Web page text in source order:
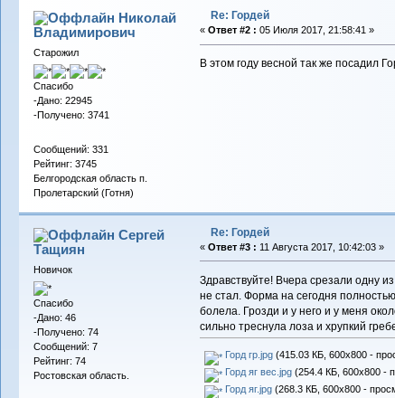
Николай
Владимирович
Старожил
Спасибо
-Дано: 22945
-Получено: 3741
Сообщений: 331
Рейтинг: 3745
Белгородская область п.
Пролетарский (Готня)
Re: Гордей
« Ответ #2 : 05 Июля 2017, 21:58:41 »
В этом году весной так же посадил
Сергей
Тащиян
Новичок
Спасибо
-Дано: 46
-Получено: 74
Сообщений: 7
Рейтинг: 74
Ростовская область.
Re: Гордей
« Ответ #3 : 11 Августа 2017, 10:42:03 »
Здравствуйте! Вчера срезали одну
не стал. Форма на сегодня
болела. Грозди и у него и у меня
сильно треснула лоза и хрупкий
Горд гр.jpg(415.03 КБ, 600x800 -
Горд яг вес.jpg(254.4 КБ, 600x800 -
Горд яг.jpg(268.3 КБ, 600x800 -